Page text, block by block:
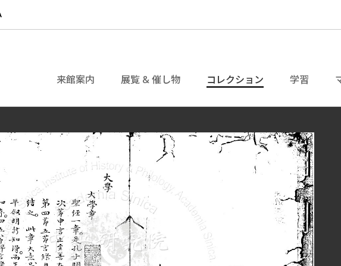
来館案内 展覧 & 催し物 コレクション 学習